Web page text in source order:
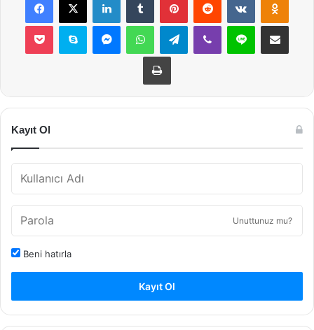
Pocket Skype MessengerWhatsAppTelegramViber Line E-Posta ile
Yazdır
Kayıt Ol
Unuttunuz mu?
Beni hatırla
Kayıt Ol